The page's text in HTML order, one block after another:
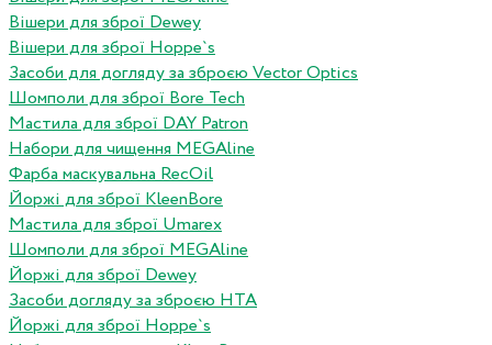
Вішери для зброї Dewey
Вішери для зброї Hoppe`s
Засоби для догляду за зброєю Vector Optics
Шомполи для зброї Bore Tech
Мастила для зброї DAY Patron
Набори для чищення MEGAline
Фарба маскувальна RecOil
Йоржі для зброї KleenBore
Мастила для зброї Umarex
Шомполи для зброї MEGAline
Йоржі для зброї Dewey
Засоби догляду за зброєю HTA
Йоржі для зброї Hoppe`s